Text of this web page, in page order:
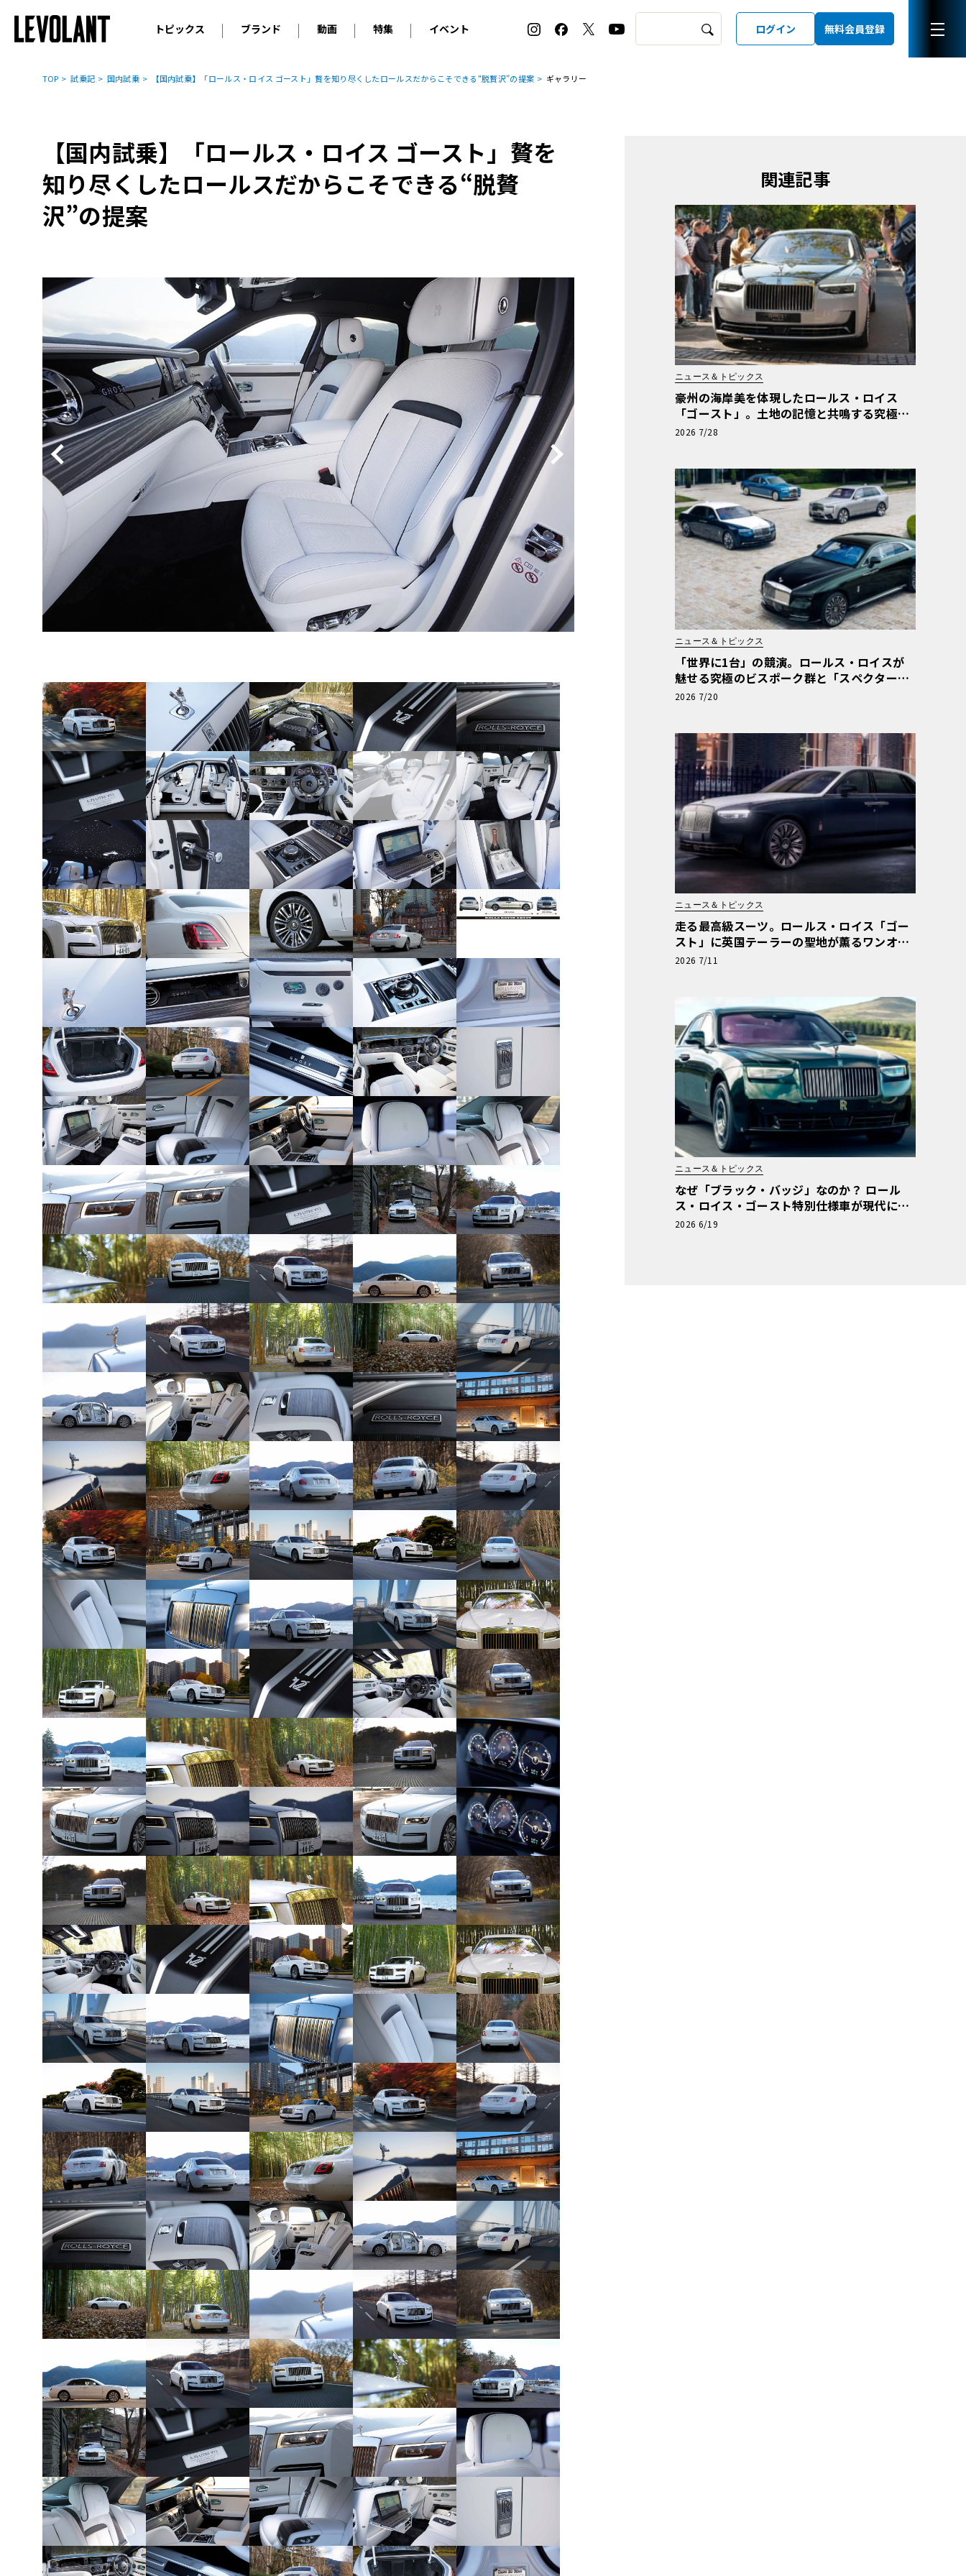
トピックス
ニュース
コラム
ブランド
輸入車 アウディ BMW
アルピナ
プジョー
ルノー
アバルト
フィアット
ランボルギーニ
マセラティ
アストン・マーティン
ボルボ
キャデラック
シボレー
ジープ
テスラ
ヒョンデ
その他
国産車 レクサス トヨタ
日産
ホンダ
スバル
マツダ
三菱
ダイハツ
スズキ
動画
オリジナル動画
特集
2026 サマータイヤ＆ホイール バイヤーズガイド
ホイールカタログ
タイヤ特集
イベント
ル・ボラン カーズ・ミート2026横浜
EV:LIFE KOBE 2025
ル・ボラン カーズ・ミート2025横浜
ログイン 無料会員登録
TOP 試乗記 国内試乗 【国内試乗】「ロールス・ロイス ゴースト」贅を知り尽くしたロールスだからこそできる“脱贅沢”の提案 ギャラリー
【国内試乗】「ロールス・ロイス ゴースト」贅を
知り尽くしたロールスだからこそできる“脱贅
沢”の提案
関連記事
ニュース＆トピックス
豪州の海岸美を体現したロールス・ロイス
「ゴースト」。土地の記憶と共鳴する究極の
ビスポーク仕様が公開
2026 7/28
ニュース＆トピックス
「世界に1台」の競演。ロールス・ロイスが
魅せる究極のビスポーク群と「スペクター」
進化版
2026 7/20
ニュース＆トピックス
走る最高級スーツ。ロールス・ロイス「ゴー
スト」に英国テーラーの聖地が薫るワンオ
フ“サヴィル・ロウ”登場
2026 7/11
ニュース＆トピックス
なぜ「ブラック・バッジ」なのか？ ロール
ス・ロイス・ゴースト特別仕様車が現代に継
ぐ120年前のマン島TTの伝説
2026 6/19